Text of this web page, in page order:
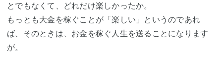
とでもなくて、どれだけ楽しかったか。
もっとも大金を稼ぐことが「楽しい」というのであれ
ば、そのときは、お金を稼ぐ人生を送ることになります
が。